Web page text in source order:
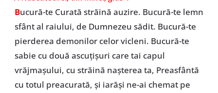
Bucură-te Curată străină auzire. Bucură-te lemn
sfânt al raiului, de Dumnezeu sădit. Bucură-te
pierderea demonilor celor vicleni. Bucură-te
sabie cu două ascuțișuri care tai capul
vrăjmaşului, cu străină naşterea ta, Preasfântă
cu totul preacurată, şi iarăşi ne-ai chemat pe